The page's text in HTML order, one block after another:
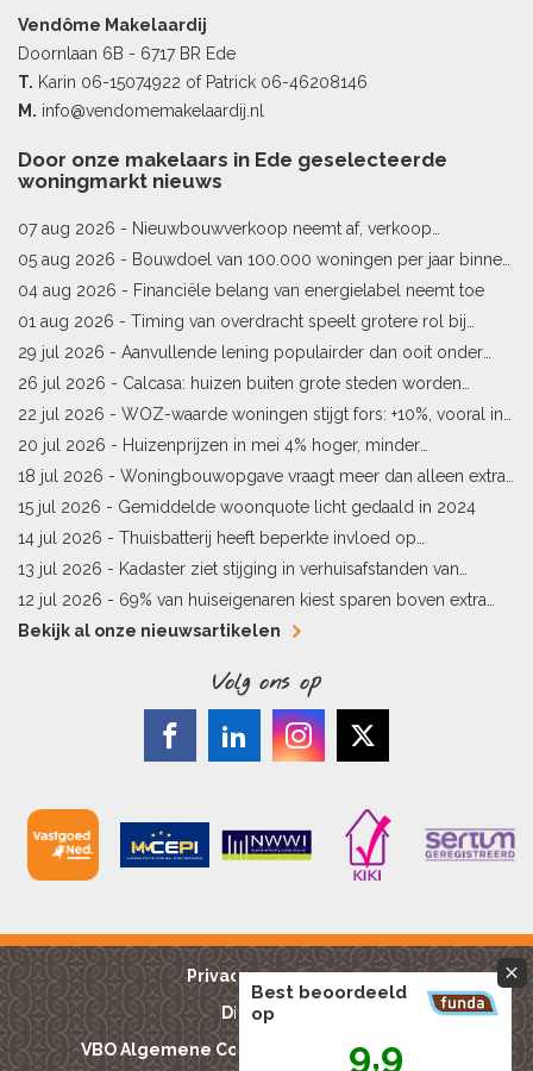
Vendôme Makelaardij
Doornlaan 6B - 6717 BR Ede
T. Karin 06-15074922 of Patrick 06-46208146
M. info@vendomemakelaardij.nl
Door onze makelaars in Ede geselecteerde
woningmarkt nieuws
07 aug 2026 - Nieuwbouwverkoop neemt af, verkoop
bestaande woningen stijgt
05 aug 2026 - Bouwdoel van 100.000 woningen per jaar binnen
bereik
04 aug 2026 - Financiële belang van energielabel neemt toe
01 aug 2026 - Timing van overdracht speelt grotere rol bij
woningprijs
29 jul 2026 - Aanvullende lening populairder dan ooit onder
starters
26 jul 2026 - Calcasa: huizen buiten grote steden worden
sneller meer waard
22 jul 2026 - WOZ-waarde woningen stijgt fors: +10%, vooral in
Limburg en Pekela
20 jul 2026 - Huizenprijzen in mei 4% hoger, minder
woningverkopen
18 jul 2026 - Woningbouwopgave vraagt meer dan alleen extra
vergunningen
15 jul 2026 - Gemiddelde woonquote licht gedaald in 2024
14 jul 2026 - Thuisbatterij heeft beperkte invloed op
energielabel
13 jul 2026 - Kadaster ziet stijging in verhuisafstanden van
kopers
12 jul 2026 - 69% van huiseigenaren kiest sparen boven extra
hypotheekaflossing
Bekijk al onze nieuwsartikelen
Volg ons op
Privacy reglement
Disclaimer
VBO Algemene Consumentenvoorwaarden
Best beoordeeld
op
9,9